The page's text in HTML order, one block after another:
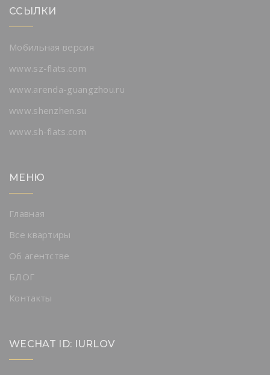
ССЫЛКИ
Мобильная версия
www.sz-flats.com
www.arenda-guangzhou.ru
www.shenzhen.su
www.sh-flats.com
МЕНЮ
Главная
Все квартиры
Об агентстве
БЛОГ
Контакты
WECHAT ID: IURLOV